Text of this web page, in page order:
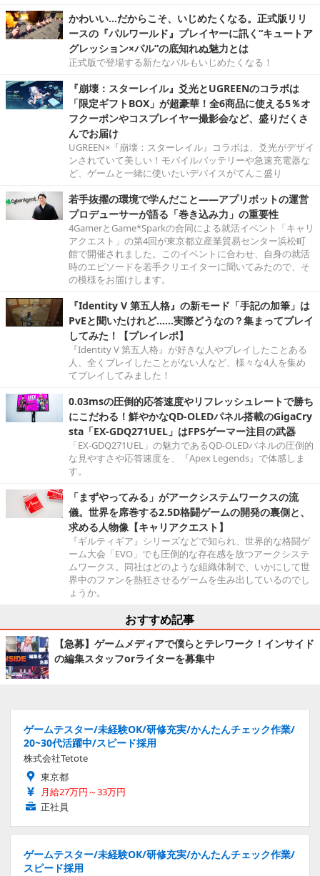
かわいい…だからこそ、いじめたくなる。正式版リリ
ースの『パルワールド』プレイヤーに訊く“キュートア
グレッション×パル”の底知れぬ魅力とは
正式版で登場する新たなパルもいじめたくなる！
『崩壊：スターレイル』爻光とUGREENのコラボは
「限定ギフトBOX」が超豪華！全6商品に使える5％オ
フクーポンやコスプレイヤー撮影会など、盛りだくさ
んでお届け
UGREEN×『崩壊：スターレイル』コラボは、爻光がデザイ
ンされていて美しい！モバイルバッテリーや急速充電器な
ど、ゲームと一緒に使いたいデバイスがてんこ盛り
若手抜擢の環境で学んだこと――アプリボットの運営
プロデューサーが語る「巻き込み力」の重要性
4GamerとGame*Sparkの合同による就活イベント「キャリ
アクエスト」の第4回が東京都立産業貿易センター浜松町
館で開催されました。このイベントに合わせ、自身の就活
時のエピソードを若手クリエイターに聞いてみたので、そ
の模様をお届けします。
『Identity V 第五人格』の新モード「手記の加筆」は
PvEと聞いたけれど……実際どうなの？集まってプレイ
してみた！【プレイレポ】
『Identity V 第五人格』が好きな人やプレイしたことある
人、全くプレイしたことがない人など、様々な4人を集め
てプレイしてみました！
0.03msの圧倒的応答速度やリフレッシュレートで勝ち
にこだわる！鮮やかなQD-OLEDパネル搭載のGigaCry
sta「EX-GDQ271UEL」はFPSゲーマー注目の武器
「EX-GDQ271UEL」の魅力であるQD-OLEDパネルの圧倒的
な見やすさや応答速度を、『Apex Legends』で体感しま
す。
「まずやってみる」がアークシステムワークスの流
儀。世界を席巻する2.5D格闘ゲームの開発の裏側と、
求める人物像【キャリアクエスト】
『ギルティギア』シリーズなどで知られ、世界的な格闘ゲ
ーム大会「EVO」でも圧倒的な存在感を放つアークシステ
ムワークス。同社はどのような組織体制で、いかにして世
界中のファンを熱狂させるゲームを生み出しているのでし
ょうか。
おすすめ記事
【急募】ゲームメディアで僕らとテレワーク！インサイド
の編集スタッフorライターを募集中
ゲームテスター/未経験OK/研修充実/かんたんチェック作業/
20~30代活躍中/スピード採用
株式会社Tetote
東京都
月給27万円～33万円
正社員
ゲームテスター/未経験OK/研修充実/かんたんチェック作業/
スピード採用